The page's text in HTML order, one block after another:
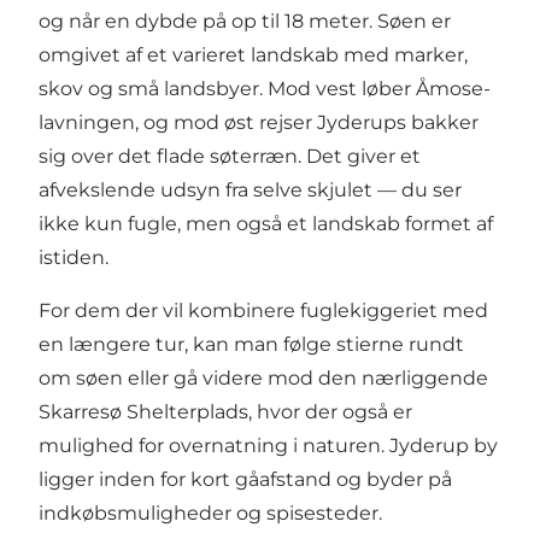
og når en dybde på op til 18 meter. Søen er
omgivet af et varieret landskab med marker,
skov og små landsbyer. Mod vest løber Åmose-
lavningen, og mod øst rejser Jyderups bakker
sig over det flade søterræn. Det giver et
afvekslende udsyn fra selve skjulet — du ser
ikke kun fugle, men også et landskab formet af
istiden.
For dem der vil kombinere fuglekiggeriet med
en længere tur, kan man følge stierne rundt
om søen eller gå videre mod den nærliggende
Skarresø Shelterplads, hvor der også er
mulighed for overnatning i naturen. Jyderup by
ligger inden for kort gåafstand og byder på
indkøbsmuligheder og spisesteder.